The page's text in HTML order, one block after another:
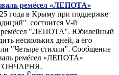
ремёсел «ЛЕПОТА»
года в Крыму при поддержке
состоится V-й
ремёсел "ЛЕПОТА". Юбилейный
нескольких дней, а его
"Четыре стихии". Сообщение
ремёсел «ЛЕПОТА»
ГОНЧАРНЯ.